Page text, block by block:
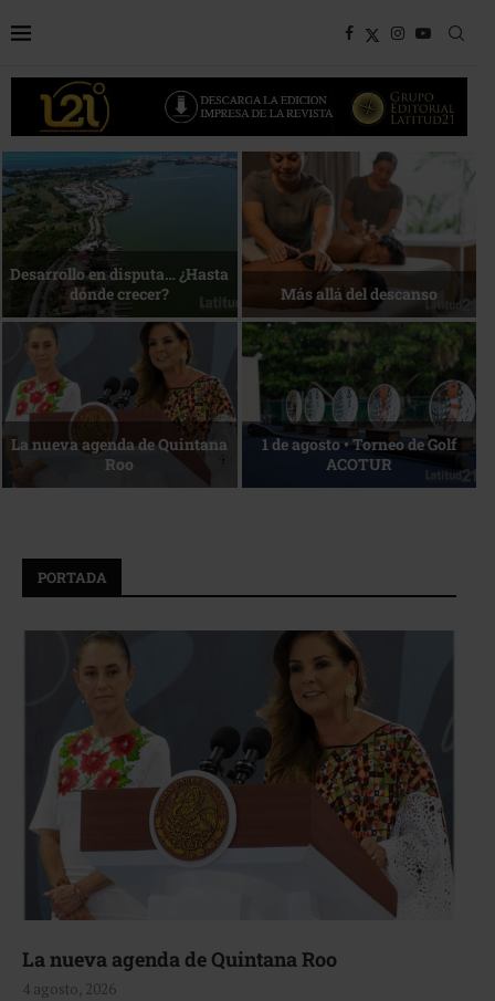
Bottega, un viaje servido a la
mesa
Energía que Impulsa la
competitividad
Reconocimiento de viajeros La esencia del servicio
PORTADA
La nueva agenda de Quintana Roo
4 agosto, 2026